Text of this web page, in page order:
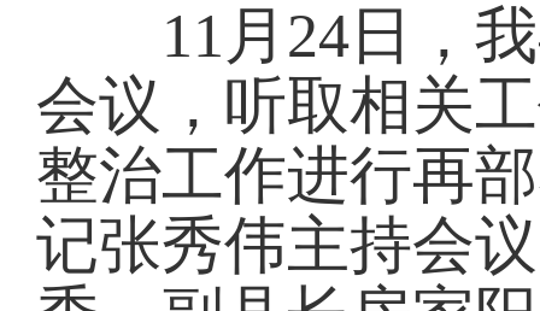
11月24日，我
会议，听取相关
整治工作进行再
记张秀伟主持会